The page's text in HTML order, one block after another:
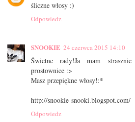
śliczne włosy :)
Odpowiedz
SNOOKIE 24 czerwca 2015 14:10
Świetne rady!Ja mam
prostownice :>
Masz przepiękne włosy!:*
http://snookie-snooki.blogspot.com/
Odpowiedz